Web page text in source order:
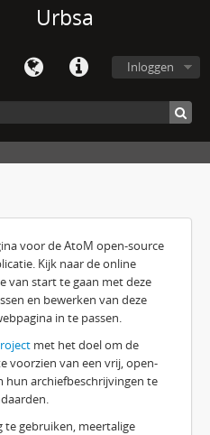
Urbsa
Inloggen
voor de AtoM open-source
Kijk naar de online
van start te gaan met deze
en bewerken van deze
in te passen.
met het doel om de
voorzien van een vrij, open-
hun archiefbeschrijvingen te
te gebruiken, meertalige